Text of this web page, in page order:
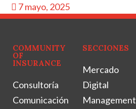
7 mayo, 2025
COMMUNITY
OF
INSURANCE
Consultoría
Comunicación
SECCIONES
Mercado
Digital
Management